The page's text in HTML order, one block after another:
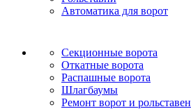
Автоматика для ворот
Секционные ворота
Откатные ворота
Распашные ворота
Шлагбаумы
Ремонт ворот и рольставен